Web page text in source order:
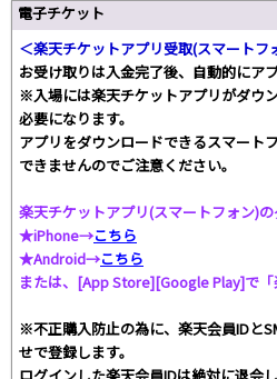
電子チケット
＜楽天チケットアプリ受取(スマートフ
お受け取りは入金完了後、自動的にア
※入場には楽天チケットアプリがダウ
必要になります。
アプリをダウンロードできるスマート
できませんのでご注意ください。
楽天チケットアプリ(スマートフォン)
★iPhone→こちら
★Android→こちら
または、[App Store][Google Play]で「
※不正購入防止の為に、楽天会員IDと
せで登録します。